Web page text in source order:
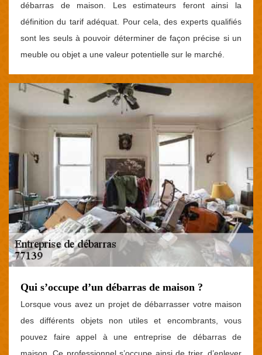
débarras de maison. Les estimateurs feront ainsi la
définition du tarif adéquat. Pour cela, des experts qualifiés
sont les seuls à pouvoir déterminer de façon précise si un
meuble ou objet a une valeur potentielle sur le marché.
Qui s’occupe d’un débarras de maison ?
Lorsque vous avez un projet de débarrasser votre maison
des différents objets non utiles et encombrants, vous
pouvez faire appel à une entreprise de débarras de
maison. Ce professionnel s’occupe ainsi de trier, d’enlever